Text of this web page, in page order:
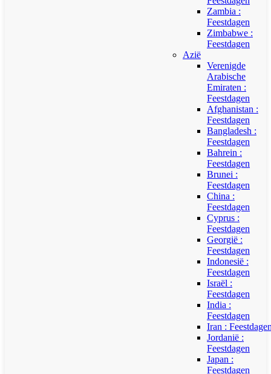
Zambia :
Feestdagen
Zimbabwe :
Feestdagen
Azië
Verenigde
Arabische
Emiraten :
Feestdagen
Afghanistan :
Feestdagen
Bangladesh :
Feestdagen
Bahrein :
Feestdagen
Brunei :
Feestdagen
China :
Feestdagen
Cyprus :
Feestdagen
Georgië :
Feestdagen
Indonesië :
Feestdagen
Israël :
Feestdagen
India :
Feestdagen
Iran :
Jordanië :
Feestdagen
Japan :
Feestdagen